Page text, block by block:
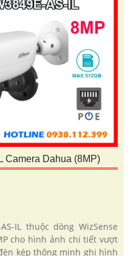
Camera Dahua (8MP)
AS-IL thuộc dòng WizSense
cho hình ảnh chi tiết vượt
kép thông minh ghi hình